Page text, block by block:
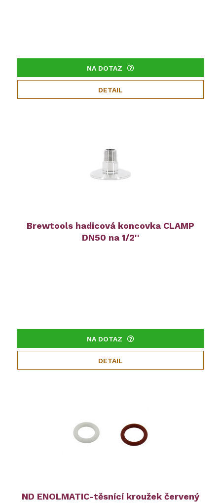
NA DOTAZ
DETAIL
Brewtools hadicová koncovka CLAMP
DN50 na 1/2''
NA DOTAZ
DETAIL
ND ENOLMATIC-těsnící kroužek červený